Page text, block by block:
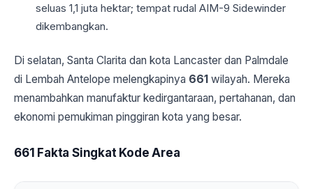
seluas 1,1 juta hektar; tempat rudal AIM-9 Sidewinder
dikembangkan.
Di selatan, Santa Clarita dan kota Lancaster dan Palmdale
di Lembah Antelope melengkapinya 661 wilayah. Mereka
menambahkan manufaktur kedirgantaraan, pertahanan, dan
ekonomi pemukiman pinggiran kota yang besar.
661 Fakta Singkat Kode Area